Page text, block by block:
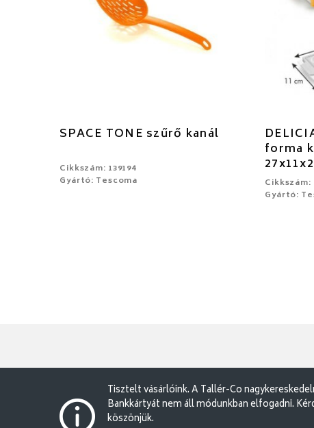
SPACE TONE szűrő kanál
Cikkszám: 139194
Gyártó: Tescoma
forma
27x11x2
Cikkszám:
Gyártó:
Tisztelt vásárlóink. A Tallér-Co
Bankkártyát nem áll módunkban elfogadni.
köszönjük.